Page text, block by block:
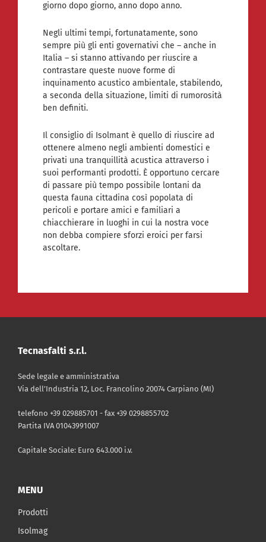
giorno dopo giorno, anno dopo anno.
Negli ultimi tempi, fortunatamente, sono
sempre più gli enti governativi che – anche in
Italia – si stanno attivando per riuscire a
contrastare queste nuove forme di
inquinamento acustico ambientale, stabilendo,
a seconda della situazione, limiti di rumorosità
ben definiti.
Il consiglio di Isolmant è quello di riuscire ad
ottenere almeno negli ambienti domestici e
privati una tranquillità acustica attraverso i
suoi performanti prodotti. È opportuno cercare
di passare più tempo possibile lontani da
questa fauna cittadina così popolata di
pericoli e portare amici e familiari a
chiacchierare in luoghi in cui la nostra voce
non debba compiere sforzi eroici per farsi
ascoltare.
Tecnasfalti s.r.l.
Sede legale e amministrativa
Via dell’Industria 12, Loc. Francolino 20074 Carpiano (MI)
telefono +39 029885701 - fax +39 0298855702
Partita IVA 01043991007
Capitale Sociale: Euro 643.000 i.v.
MENU
Prodotti
Isolmag